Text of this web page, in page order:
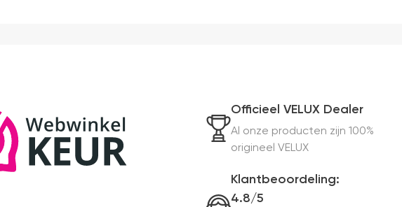
Officieel VELUX Dealer
Al onze producten zijn 100%
origineel VELUX
Klantbeoordeling:
4.8/5